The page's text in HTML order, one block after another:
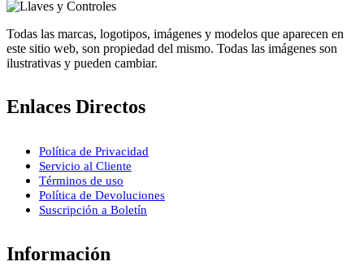
Todas las marcas, logotipos, imágenes y modelos que aparecen en
este sitio web, son propiedad del mismo. Todas las imágenes son
ilustrativas y pueden cambiar.
Enlaces Directos
Política de Privacidad
Servicio al Cliente
Términos de uso
Política de Devoluciones
Suscripción a Boletín
Información